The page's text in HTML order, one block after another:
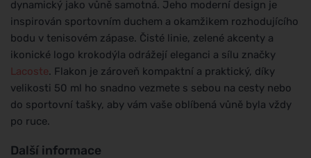
dynamický jako vůně samotná. Jeho moderní design je
inspirován sportovním duchem a okamžikem rozhodujícího
bodu v tenisovém zápase. Čisté linie, zelené akcenty a
ikonické logo krokodýla odrážejí eleganci a sílu značky
Lacoste. Flakon je zároveň kompaktní a praktický, díky
velikosti 50 ml ho snadno vezmete s sebou na cesty nebo
do sportovní tašky, aby vám vaše oblíbená vůně byla vždy
po ruce.
Další informace